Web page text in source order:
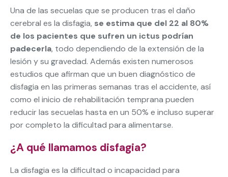
Una de las secuelas que se producen tras el daño
cerebral es la disfagia, se estima que del 22 al 80%
de los pacientes que sufren un ictus podrían
padecerla, todo dependiendo de la extensión de la
lesión y su gravedad. Además existen numerosos
estudios que afirman que un buen diagnóstico de
disfagia en las primeras semanas tras el accidente, así
como el inicio de rehabilitación temprana pueden
reducir las secuelas hasta en un 50% e incluso superar
por completo la dificultad para alimentarse.
¿A qué llamamos disfagia?
La disfagia es la dificultad o incapacidad para